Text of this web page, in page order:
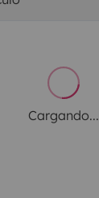
Cargando...